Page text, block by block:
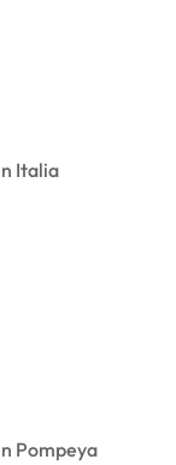
Italia
Pompeya